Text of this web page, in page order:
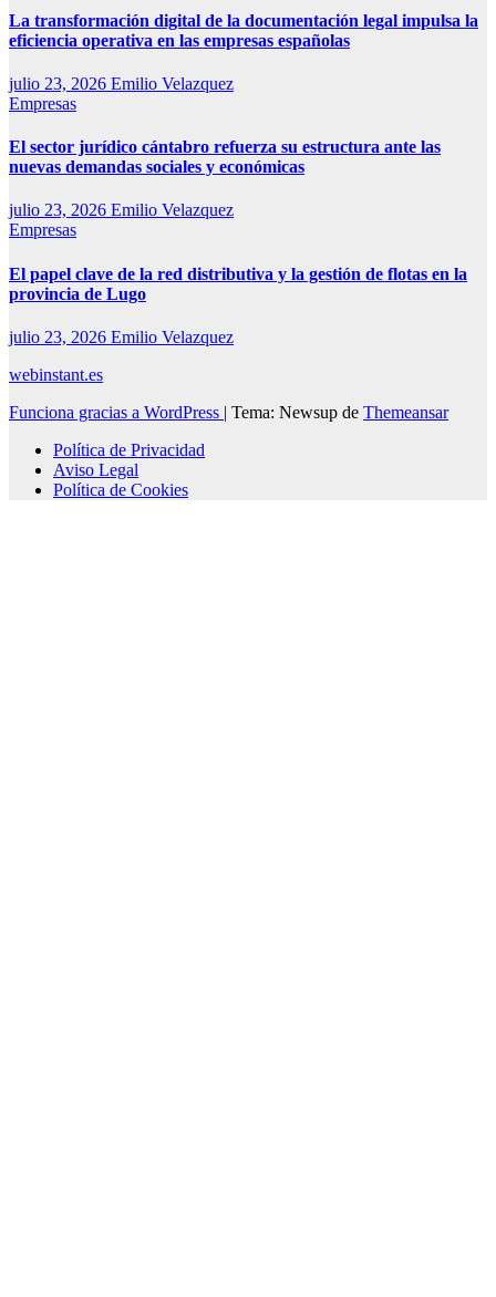
La transformación digital de la documentación legal impulsa la
eficiencia operativa en las empresas españolas
julio 23, 2026 Emilio Velazquez
Empresas
El sector jurídico cántabro refuerza su estructura ante las
nuevas demandas sociales y económicas
julio 23, 2026 Emilio Velazquez
Empresas
El papel clave de la red distributiva y la gestión de flotas en la
provincia de Lugo
julio 23, 2026 Emilio Velazquez
webinstant.es
Funciona gracias a WordPress | Tema: Newsup de Themeansar
Política de Privacidad
Aviso Legal
Política de Cookies